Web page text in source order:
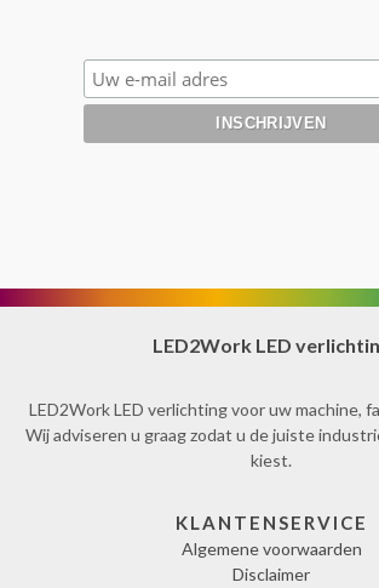
LED2Work LED
LED2Work LED verlichting voor uw machine,
Wij adviseren u graag zodat u de juiste
kiest.
KLANTENSERVICE
Algemene voorwaarden
Disclaimer